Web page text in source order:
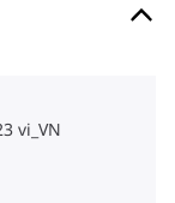
vi_VN